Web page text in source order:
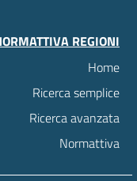
REGIONI
Home
Ricerca semplice
Ricerca avanzata
Normattiva